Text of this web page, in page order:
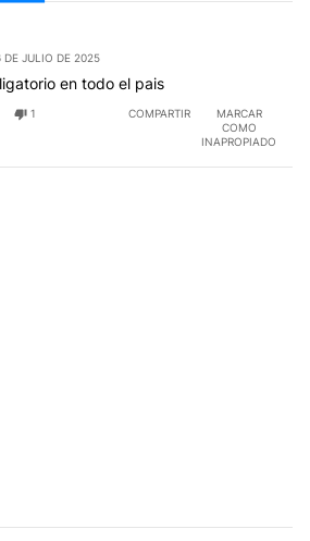
DE JULIO DE 2025
en todo el pais
1 COMPARTIR
MARCAR
COMO
INAPROPIADO